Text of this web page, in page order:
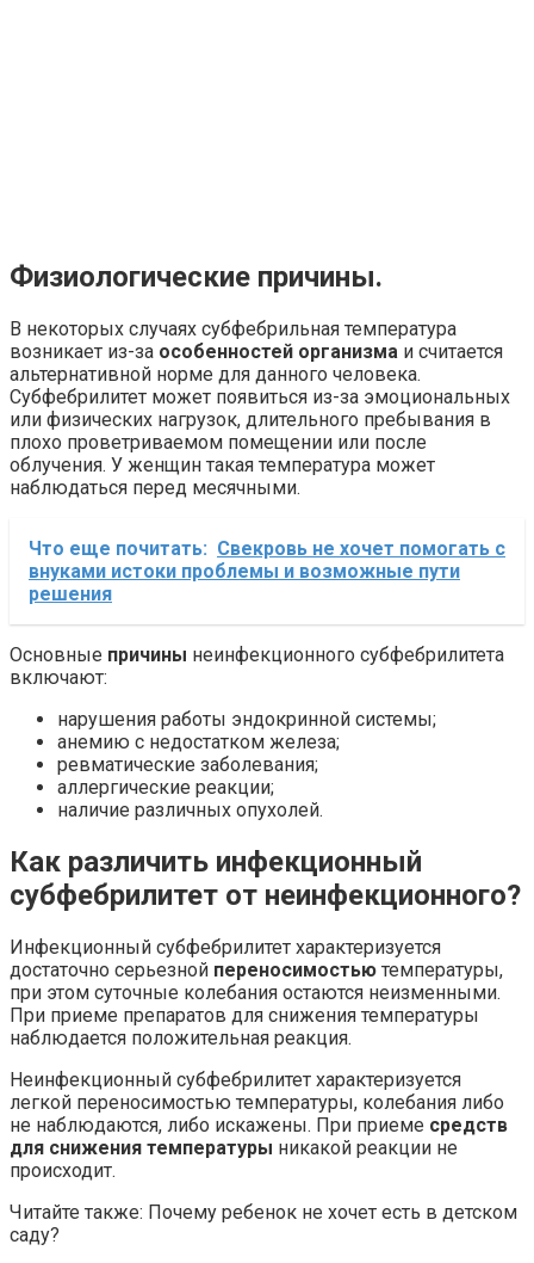
Физиологические причины.
В некоторых случаях субфебрильная температура
возникает из-за особенностей организма и считается
альтернативной норме для данного человека.
Субфебрилитет может появиться из-за эмоциональных
или физических нагрузок, длительного пребывания в
плохо проветриваемом помещении или после
облучения. У женщин такая температура может
наблюдаться перед месячными.
Что еще почитать: Свекровь не хочет помогать с
внуками истоки проблемы и возможные пути
решения
Основные причины неинфекционного субфебрилитета
включают:
нарушения работы эндокринной системы;
анемию с недостатком железа;
ревматические заболевания;
аллергические реакции;
наличие различных опухолей.
Как различить инфекционный
субфебрилитет от неинфекционного?
Инфекционный субфебрилитет характеризуется
достаточно серьезной переносимостью температуры,
при этом суточные колебания остаются неизменными.
При приеме препаратов для снижения температуры
наблюдается положительная реакция.
Неинфекционный субфебрилитет характеризуется
легкой переносимостью температуры, колебания либо
не наблюдаются, либо искажены. При приеме средств
для снижения температуры никакой реакции не
происходит.
Читайте также: Почему ребенок не хочет есть в детском
саду?